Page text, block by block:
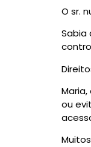
O sr.
Sabia
ou